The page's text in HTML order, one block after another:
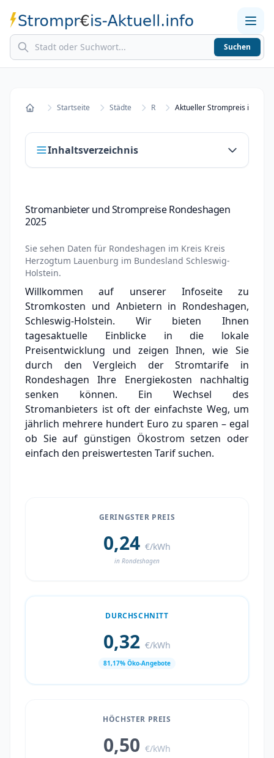
Home
Stromkosten berechnen
Suchen
StartseiteStartseite Städte R
Inhaltsverzeichnis
Rondeshagen 2025
Strompreisvergleich Rondeshagen 2025
Experten-Analyse: Strommarkt in
Rondeshagen
Aktueller Strompreis in Rondeshagen
Stromanbieter in der Nähe von Rondeshagen
Stromanbieter und Strompreise Rondeshagen
2025
Sie sehen Daten für Rondeshagen im Kreis Kreis
Herzogtum Lauenburg im Bundesland Schleswig-
Holstein.
Willkommen auf unserer Infoseite zu
Stromkosten und Anbietern in Rondeshagen,
Schleswig-Holstein. Wir bieten Ihnen
tagesaktuelle Einblicke in die lokale
Preisentwicklung und zeigen Ihnen, wie Sie
durch den Vergleich der Stromtarife in
Rondeshagen Ihre Energiekosten nachhaltig
senken können. Ein Wechsel des
Stromanbieters ist oft der einfachste Weg, um
jährlich mehrere hundert Euro zu sparen – egal
ob Sie auf günstigen Ökostrom setzen oder
einfach den preiswertesten Tarif suchen.
GERINGSTER PREIS
0,24 €/kWh
in Rondeshagen
DURCHSCHNITT
0,32 €/kWh
81,17% Öko-Angebote
HÖCHSTER PREIS
0,50 €/kWh